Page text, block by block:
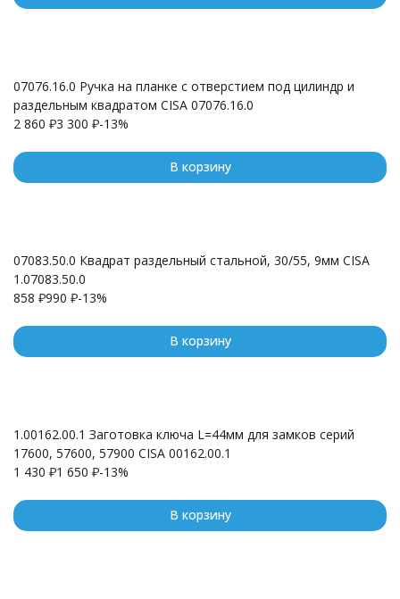
07076.16.0 Ручка на планке с отверстием под цилиндр и
раздельным квадратом CISA 07076.16.0
2 860 ₽3 300 ₽-13%
В корзину
07083.50.0 Квадрат раздельный стальной, 30/55, 9мм CISA
1.07083.50.0
858 ₽990 ₽-13%
В корзину
1.00162.00.1 Заготовка ключа L=44мм для замков серий
17600, 57600, 57900 CISA 00162.00.1
1 430 ₽1 650 ₽-13%
В корзину